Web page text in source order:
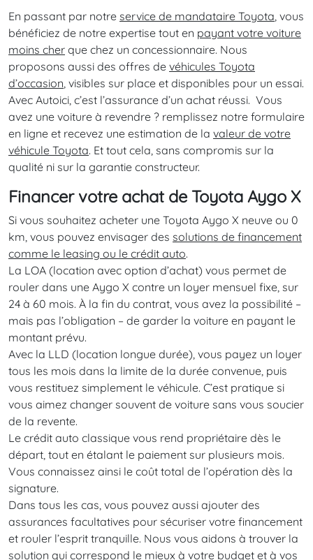
En passant par notre service de mandataire Toyota, vous
bénéficiez de notre expertise tout en payant votre voiture
moins cher que chez un concessionnaire. Nous
proposons aussi des offres de véhicules Toyota
d’occasion, visibles sur place et disponibles pour un essai.
Avec Autoici, c’est l’assurance d’un achat réussi. Vous
avez une voiture à revendre ? remplissez notre formulaire
en ligne et recevez une estimation de la valeur de votre
véhicule Toyota. Et tout cela, sans compromis sur la
qualité ni sur la garantie constructeur.
Financer votre achat de Toyota Aygo X
Si vous souhaitez acheter une Toyota Aygo X neuve ou 0
km, vous pouvez envisager des solutions de financement
comme le leasing ou le crédit auto.
La LOA (location avec option d’achat) vous permet de
rouler dans une Aygo X contre un loyer mensuel fixe, sur
24 à 60 mois. À la fin du contrat, vous avez la possibilité –
mais pas l’obligation – de garder la voiture en payant le
montant prévu.
Avec la LLD (location longue durée), vous payez un loyer
tous les mois dans la limite de la durée convenue, puis
vous restituez simplement le véhicule. C’est pratique si
vous aimez changer souvent de voiture sans vous soucier
de la revente.
Le crédit auto classique vous rend propriétaire dès le
départ, tout en étalant le paiement sur plusieurs mois.
Vous connaissez ainsi le coût total de l’opération dès la
signature.
Dans tous les cas, vous pouvez aussi ajouter des
assurances facultatives pour sécuriser votre financement
et rouler l’esprit tranquille. Nous vous aidons à trouver la
solution qui correspond le mieux à votre budget et à vos